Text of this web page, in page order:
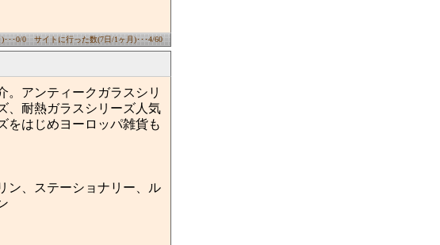
･･･0/0 サイトに行った数(7日/1ヶ月)･･･4/60
。アンティークガラスシリ
、耐熱ガラスシリーズ人気
をはじめヨーロッパ雑貨も
ン、ステーショナリー、ル